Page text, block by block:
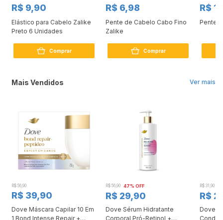
R$ 9,90
Elástico para Cabelo Zalike
Preto 6 Unidades
Comprar
R$ 6,98
Pente de Cabelo Cabo Fino
Zalike
Comprar
R$
Pente
Ver mais
Mais Vendidos
R$ 56,90
R$ 39,90
Dove Máscara Capilar 10 Em
1 Bond Intense Repair +
R$ 56,90 47% OFF
R$ 29,90
Dove Sérum Hidratante
Corporal Pró-Retinol +
R$ 31,90
R$
Dove